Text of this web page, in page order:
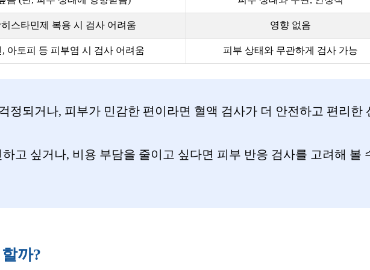
스타민제 복용 시 검사 어려움 영향 없음
, 아토피 등 피부염 시 검사 어려움 피부 상태와 무관하게 검사 가능
정되거나, 피부가 민감한 편이라면 혈액 검사가 더 안전하고 편리한
고 싶거나, 비용 부담을 줄이고 싶다면 피부 반응 검사를 고려해 볼
까?